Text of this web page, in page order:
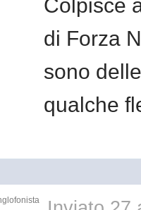
Colpisce
di Forza
sono
qualche